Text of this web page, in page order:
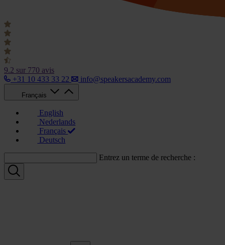
9.2 sur 770 avis
+31 10 433 33 22
info@speakersacademy.com
Français
English
Nederlands
Français
Deutsch
Entrez un terme de recherche :